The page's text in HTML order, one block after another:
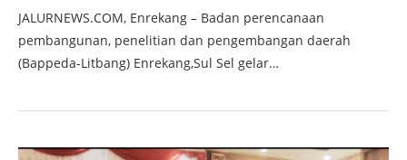
JALURNEWS.COM, Enrekang – Badan perencanaan
pembangunan, penelitian dan pengembangan daerah
(Bappeda-Litbang) Enrekang,Sul Sel gelar…